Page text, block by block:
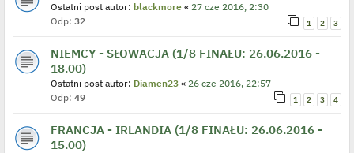
Ostatni post autor: blackmore « 27 cze 2016, 2:30
Odp: 32 1 2 3
NIEMCY - SŁOWACJA (1/8 FINAŁU: 26.06.2016 -
18.00)
Ostatni post autor: Diamen23 « 26 cze 2016, 22:57
Odp: 49 1 2 3 4
FRANCJA - IRLANDIA (1/8 FINAŁU: 26.06.2016 -
15.00)